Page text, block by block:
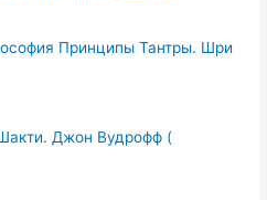
Принципы Тантры. Шри
Джон Вудрофф (